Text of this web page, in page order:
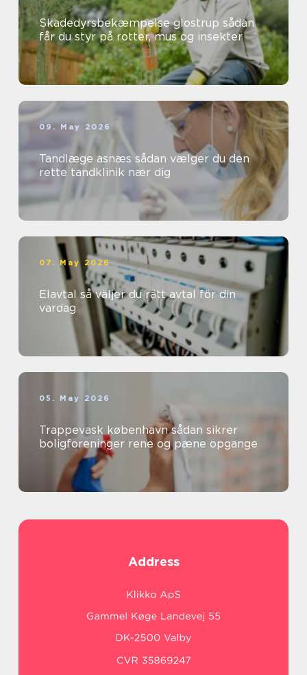
Skadedyrsbekæmpelse glostrup sådan
får du styr på rotter, mus og insekter
09. May 2026
Tandlæge asnæs sådan vælger du den
rette tandklinik nær dig
07. May 2026
Elavtal så väljer du rätt avtal för din
vardag
05. May 2026
Trappevask københavn sådan sikrer
boligforeninger rene og pæne opgange
Address